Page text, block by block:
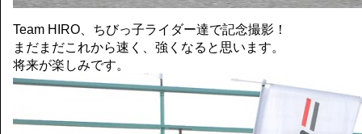
Team HIRO、ちびっ子ライダー達で記念撮影！
まだまだこれから速く、強くなると思います。
将来が楽しみです。